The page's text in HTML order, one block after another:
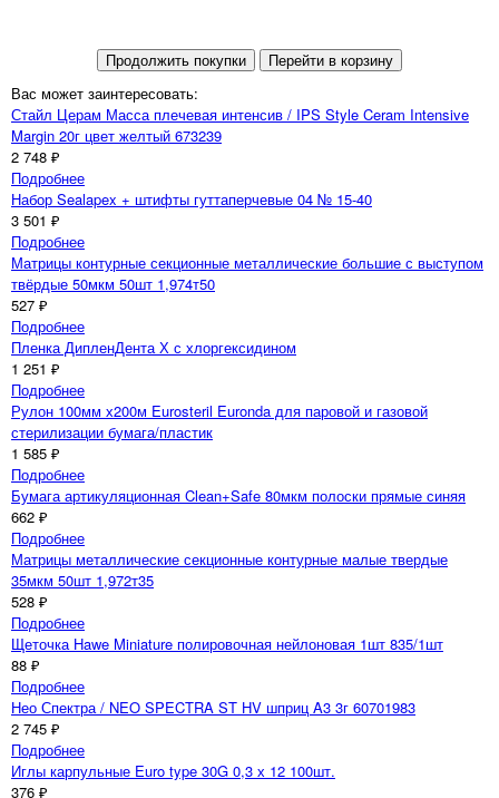
Продолжить покупки
Вас может заинтересовать:
Стайл Церам Масса плечевая интенсив / IPS Style Ceram Intensive
Margin 20г цвет желтый 673239
2 748 ₽
Подробнее
Набор Sealapex + штифты гуттаперчевые 04 № 15-40
3 501 ₽
Подробнее
Матрицы контурные секционные металлические большие с выступом
твёрдые 50мкм 50шт 1,974т50
527 ₽
Подробнее
Пленка ДипленДента Х с хлоргексидином
1 251 ₽
Подробнее
Рулон 100мм х200м Eurosteril Euronda для паровой и газовой
стерилизации бумага/пластик
1 585 ₽
Подробнее
Бумага артикуляционная Clean+Safe 80мкм полоски прямые синяя
662 ₽
Подробнее
Матрицы металлические секционные контурные малые твердые
35мкм 50шт 1,972т35
528 ₽
Подробнее
Щеточка Hawe Miniature полировочная нейлоновая 1шт 835/1шт
88 ₽
Подробнее